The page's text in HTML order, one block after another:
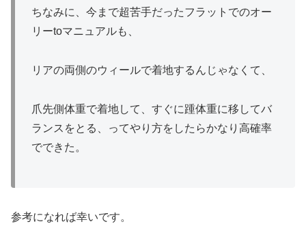
ちなみに、今まで超苦手だったフラットでのオー
リーtoマニュアルも、
リアの両側のウィールで着地するんじゃなくて、
爪先側体重で着地して、すぐに踵体重に移してバ
ランスをとる、ってやり方をしたらかなり高確率
でできた。
参考になれば幸いです。